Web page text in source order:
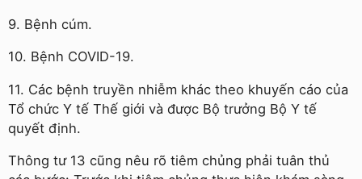
9. Bệnh cúm.
10. Bệnh COVID-19.
11. Các bệnh truyền nhiễm khác theo khuyến cáo của
Tổ chức Y tế Thế giới và được Bộ trưởng Bộ Y tế
quyết định.
Thông tư 13 cũng nêu rõ tiêm chủng phải tuân thủ